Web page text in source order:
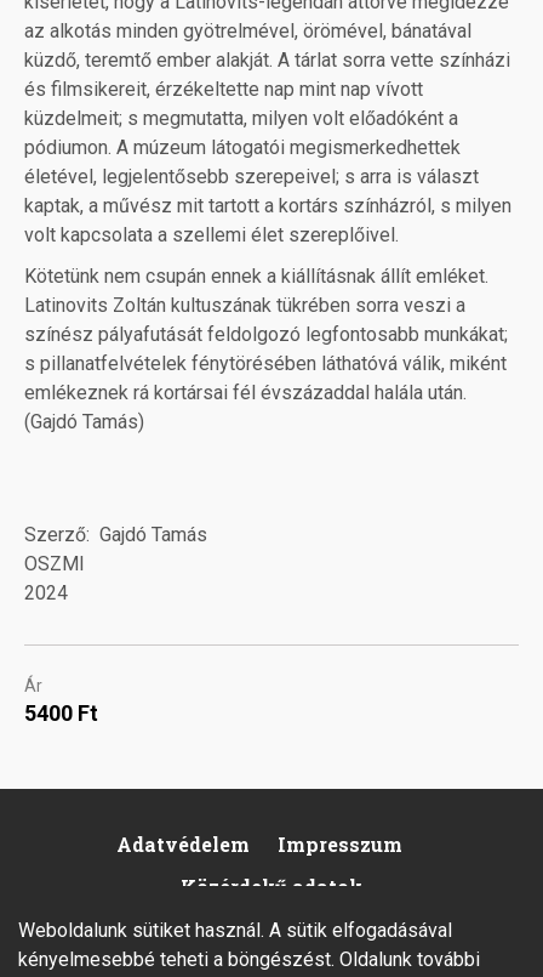
az alkotás minden gyötrelmével, örömével, bánatával
küzdő, teremtő ember alakját. A tárlat sorra vette színházi
és filmsikereit, érzékeltette nap mint nap vívott
küzdelmeit; s megmutatta, milyen volt előadóként a
pódiumon. A múzeum látogatói megismerkedhettek
életével, legjelentősebb szerepeivel; s arra is választ
kaptak, a művész mit tartott a kortárs színházról, s milyen
volt kapcsolata a szellemi élet szereplőivel.
Kötetünk nem csupán ennek a kiállításnak állít emléket.
Latinovits Zoltán kultuszának tükrében sorra veszi a
színész pályafutását feldolgozó legfontosabb munkákat;
s pillanatfelvételek fénytörésében láthatóvá válik, miként
emlékeznek rá kortársai fél évszázaddal halála után.
(Gajdó Tamás)
Szerző Gajdó Tamás
OSZMI
2024
Ár
5400 Ft
Footer
Adatvédelem
Impresszum
Közérdekű adatok
Weboldalunk sütiket használ. A sütik elfogadásával
kényelmesebbé teheti a böngészést. Oldalunk további